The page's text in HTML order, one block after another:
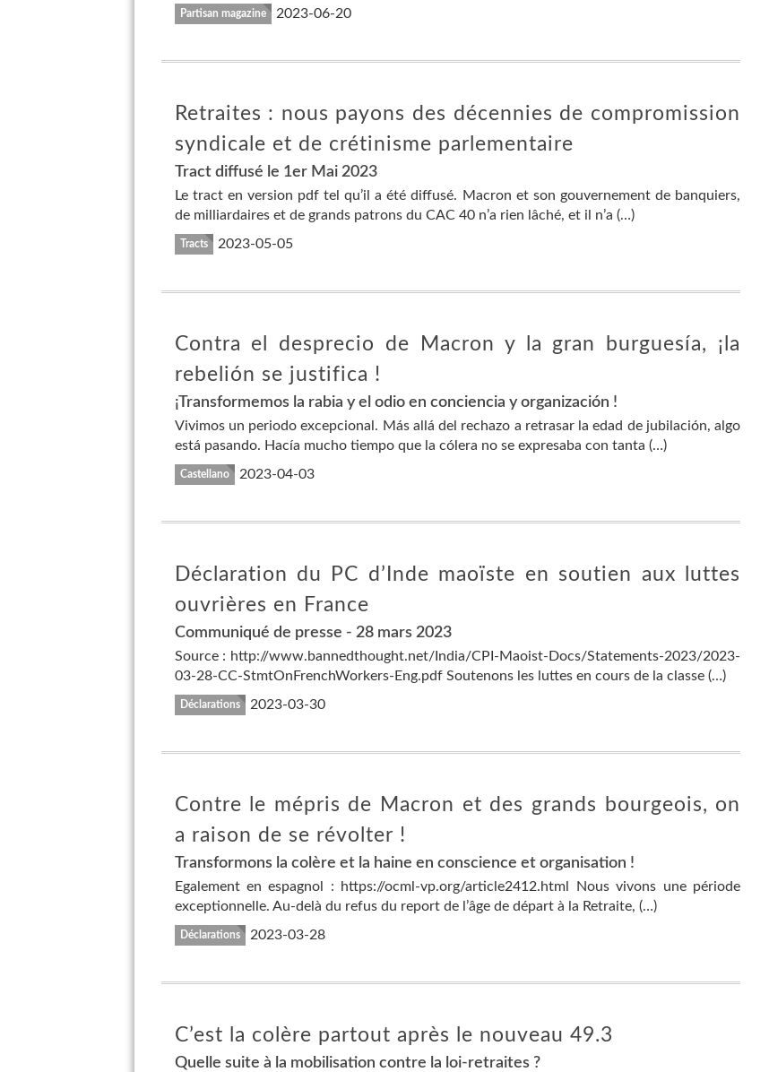
Partisan magazine 2023-06-20
Retraites : nous payons des décennies de compromission
syndicale et de crétinisme parlementaire
Tract diffusé le 1er Mai 2023
Le tract en version pdf tel qu’il a été diffusé. Macron et son gouvernement de banquiers,
de milliardaires et de grands patrons du CAC 40 n’a rien lâché, et il n’a (…)
Tracts 2023-05-05
Contra el desprecio de Macron y la gran burguesía, ¡la
rebelión se justifica !
¡Transformemos la rabia y el odio en conciencia y organización !
Vivimos un periodo excepcional. Más allá del rechazo a retrasar la edad de jubilación, algo
está pasando. Hacía mucho tiempo que la cólera no se expresaba con tanta (…)
Castellano 2023-04-03
Déclaration du PC d’Inde maoïste en soutien aux luttes
ouvrières en France
Communiqué de presse - 28 mars 2023
Source : http://www.bannedthought.net/India/CPI-Maoist-Docs/Statements-2023/2023-
03-28-CC-StmtOnFrenchWorkers-Eng.pdf Soutenons les luttes en cours de la classe (…)
Déclarations 2023-03-30
Contre le mépris de Macron et des grands bourgeois, on
a raison de se révolter !
Transformons la colère et la haine en conscience et organisation !
Egalement en espagnol : https://ocml-vp.org/article2412.html Nous vivons une période
exceptionnelle. Au-delà du refus du report de l’âge de départ à la Retraite, (…)
Déclarations 2023-03-28
C’est la colère partout après le nouveau 49.3
Quelle suite à la mobilisation contre la loi-retraites ?